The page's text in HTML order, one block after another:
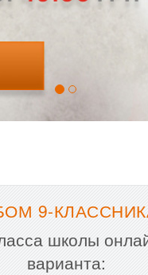
9-
школы
варианта: